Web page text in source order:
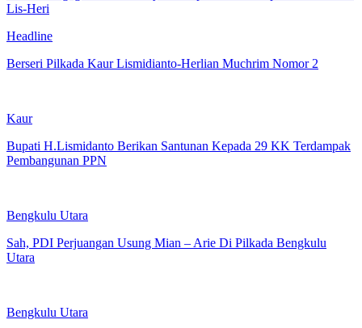
Lis-Heri
Headline
Berseri Pilkada Kaur Lismidianto-Herlian Muchrim Nomor 2
Kaur
Bupati H.Lismidanto Berikan Santunan Kepada 29 KK Terdampak
Pembangunan PPN
Bengkulu Utara
Sah, PDI Perjuangan Usung Mian – Arie Di Pilkada Bengkulu
Utara
Bengkulu Utara